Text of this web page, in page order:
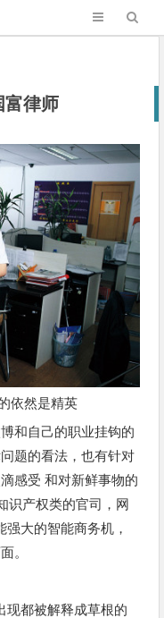
富律师
依然是精英
和自己的职业挂钩的
题的看法，也有针对
感受 和对新鲜事物的
识产权类的官司，网
大的智能商务机，
。
都被解释成草根的